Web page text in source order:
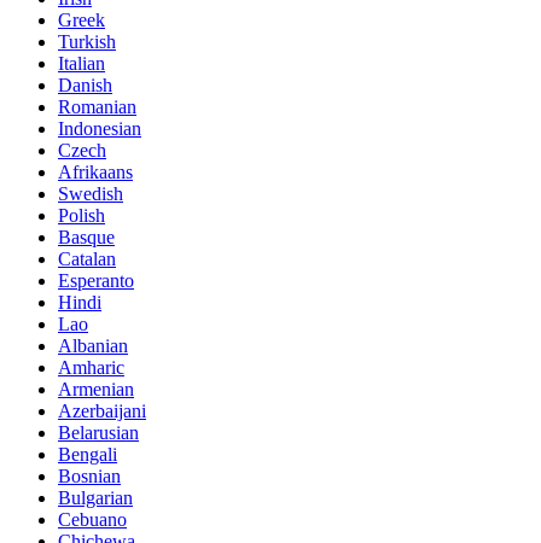
Greek
Turkish
Italian
Danish
Romanian
Indonesian
Czech
Afrikaans
Swedish
Polish
Basque
Catalan
Esperanto
Hindi
Lao
Albanian
Amharic
Armenian
Azerbaijani
Belarusian
Bengali
Bosnian
Bulgarian
Cebuano